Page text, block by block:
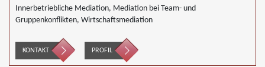
Innerbetriebliche Mediation, Mediation bei Team- und
Gruppenkonflikten, Wirtschaftsmediation
KONTAKT PROFIL